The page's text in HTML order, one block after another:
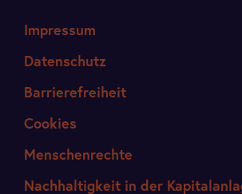
Impressum
Datenschutz
Barrierefreiheit
Cookies
Menschenrechte
Nachhaltigkeit in der